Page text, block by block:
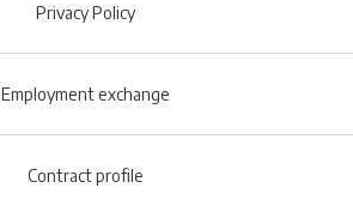
Privacy Policy
Employment exchange
Contract profile